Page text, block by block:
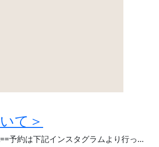
て＞
予約は下記インスタグラムより行っ…